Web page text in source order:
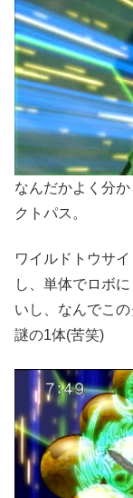
なんだかよく分
クトパス。
ワイルドトウサ
し、単体でロボ
いし、なんでこ
謎の1体(苦笑)